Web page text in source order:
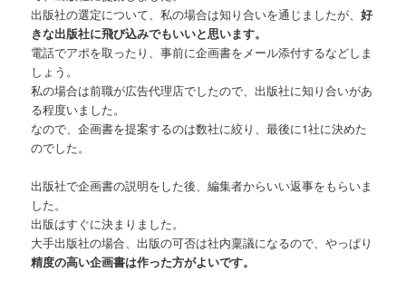
出版社の選定について、私の場合は知り合いを通じましたが、好
きな出版社に飛び込みでもいいと思います。
電話でアポを取ったり、事前に企画書をメール添付するなどしま
しょう。
私の場合は前職が広告代理店でしたので、出版社に知り合いがあ
る程度いました。
なので、企画書を提案するのは数社に絞り、最後に1社に決めた
のでした。
出版社で企画書の説明をした後、編集者からいい返事をもらいま
した。
出版はすぐに決まりました。
大手出版社の場合、出版の可否は社内稟議になるので、やっぱり
精度の高い企画書は作った方がよいです。